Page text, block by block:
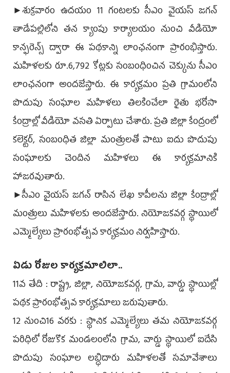
►శుక్రవారం ఉదయం 11 గంటలకు సీఎం వైయ‌స్ జగన్‌
తాడేపల్లిలోని తన క్యాంపు కార్యాలయం నుంచి వీడియో
కాన్ఫరెన్స్‌ ద్వారా ఈ పథకాన్ని లాంఛనంగా ప్రారంభిస్తారు.
మహిళలకు రూ.6,792 కోట్లకు సంబంధించిన చెక్కును సీఎం
లాంఛనంగా అందజేస్తారు. ఈ కార్యక్రమం ప్రతి గ్రామంలోని
పొదుపు సంఘాల మహిళలు తిలకించేలా రైతు భరోసా
కేంద్రాల్లో వీడియో వసతి ఏర్పాటు చేశారు. ప్రతి జిల్లా కేంద్రంలో
కలెక్టర్, సంబంధిత జిల్లా మంత్రులతో పాటు ఐదు పొదుపు
సంఘాలకు చెందిన మహిళలు ఈ కార్యక్రమానికి
హాజరవుతారు.
►సీఎం వైయ‌స్ జగన్‌ రాసిన లేఖ కాపీలను జిల్లా కేంద్రాల్లో
మంత్రులు మహిళలకు అందజేస్తారు. నియోజకవర్గ స్థాయిలో
ఎమ్మెల్యేలు ప్రారంభోత్సవ కార్యక్రమం నిర్వహిస్తారు.
ఏడు రోజుల కార్యక్రమాలిలా..
11వ తేది : రాష్ట్ర, జిల్లా, నియోజకవర్గ, గ్రామ, వార్డు స్థాయిల్లో
పథక ప్రారంభోత్సవ కార్యక్రమాలు జరుపుతారు.
12 నుంచి16 వరకు : స్థానిక ఎమ్మెల్యేలు తమ నియోజకవర్గ
పరిధిలో రోజుకొక మండలంలోని గ్రామ, వార్డు స్థాయిలో ఐదేసి
పొదుపు సంఘాల లబ్ధిదారు మహిళలతో సమావేశాలు